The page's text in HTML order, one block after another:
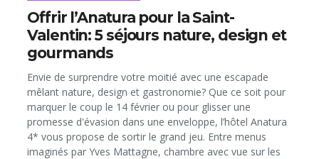
Offrir l’Anatura pour la Saint-
Valentin: 5 séjours nature, design et
gourmands
Envie de surprendre votre moitié avec une escapade
mêlant nature, design et gastronomie? Que ce soit pour
marquer le coup le 14 février ou pour glisser une
promesse d'évasion dans une enveloppe, l’hôtel Anatura
4* vous propose de sortir le grand jeu. Entre menus
imaginés par Yves Mattagne, chambre avec vue sur les